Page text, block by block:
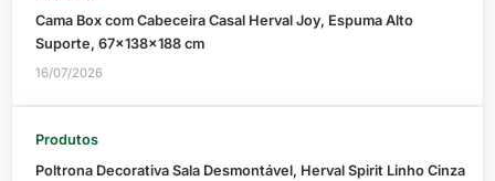
Cama Box com Cabeceira Casal Herval Joy, Espuma Alto
Suporte, 67x138x188 cm
16/07/2026
Produtos
Poltrona Decorativa Sala Desmontável, Herval Spirit Linho Cinza